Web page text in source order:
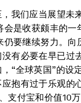
我们应当展望未
会是收获颇丰的一
仍要继续努力。向
有必要在早已过
“全球英国”的设
抱有过于乐观的
支付宝和价值10